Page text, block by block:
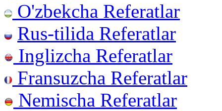
O'zbekcha Referatlar
Rus-tilida Referatlar
Inglizcha Referatlar
Fransuzcha Referatlar
Nemischa Referatlar